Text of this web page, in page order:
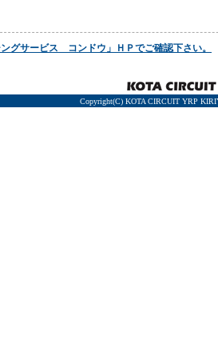
グサービス コンドウ」ＨＰでご確認下さい。
Copyright(C) KOTA CIRCUIT YRP